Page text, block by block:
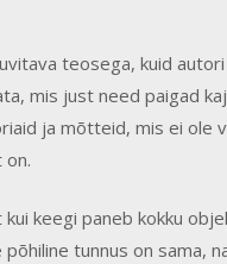
teosega, kuid
mis just need paigad
ja mõtteid, mis ei ole
keegi paneb kokku
tunnus on sama,